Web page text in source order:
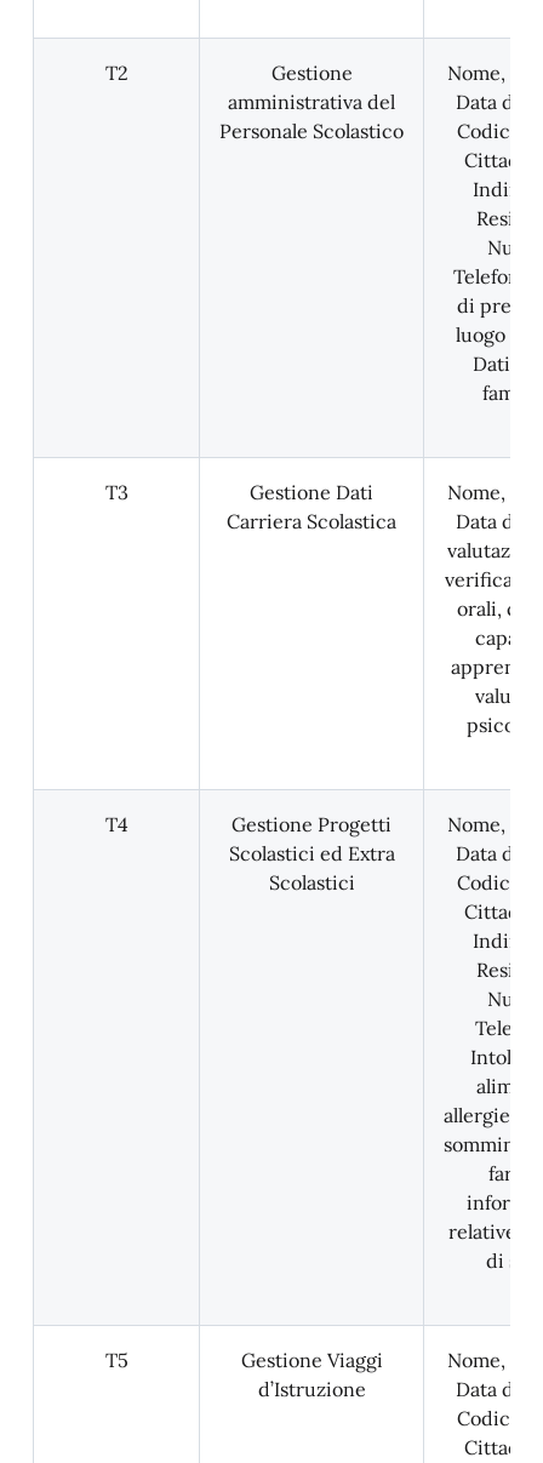
T2
Gestione
amministrativa del
Personale Scolastico
Nome,
Data di
Codice
di
luogo di
Dati
T3
Gestione Dati
Carriera Scolastica
Nome,
Data di
verifica
orali,
T4
Gestione Progetti
Scolastici ed Extra
Scolastici
Nome,
Data di
Codice
allergie;
relative
di
T5
Gestione Viaggi
d’Istruzione
Nome,
Data di
Codice